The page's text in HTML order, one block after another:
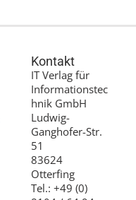
Kontakt
IT Verlag für
Informationstec
hnik GmbH
Ludwig-
Ganghofer-Str.
51
83624
Otterfing
Tel.: +49 (0)